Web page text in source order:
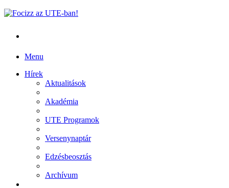
Menu
Hírek
Aktualitások
Akadémia
UTE Programok
Versenynaptár
Edzésbeosztás
Archívum